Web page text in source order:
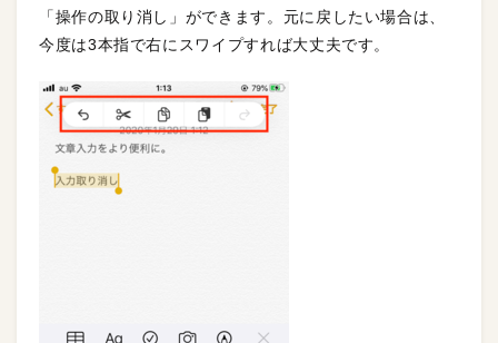
「操作の取り消し」ができます。元に戻したい場合は、
今度は3本指で右にスワイプすれば大丈夫です。